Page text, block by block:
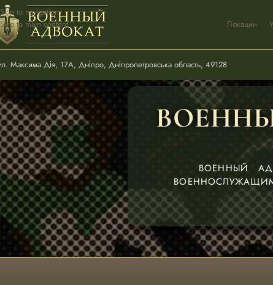
Skip to navigation
Skip to main content
Локации
Максима Дія, 17А, Дніпро, Дніпропетровська область, 49128
ВОЕННЫЙ